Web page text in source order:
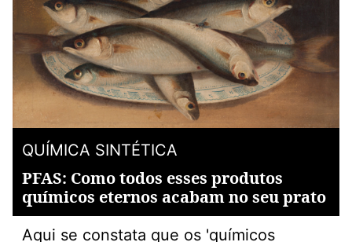
QUÍMICA SINTÉTICA
PFAS: Como todos esses produtos
químicos eternos acabam no seu prato
Aqui se constata que os 'químicos